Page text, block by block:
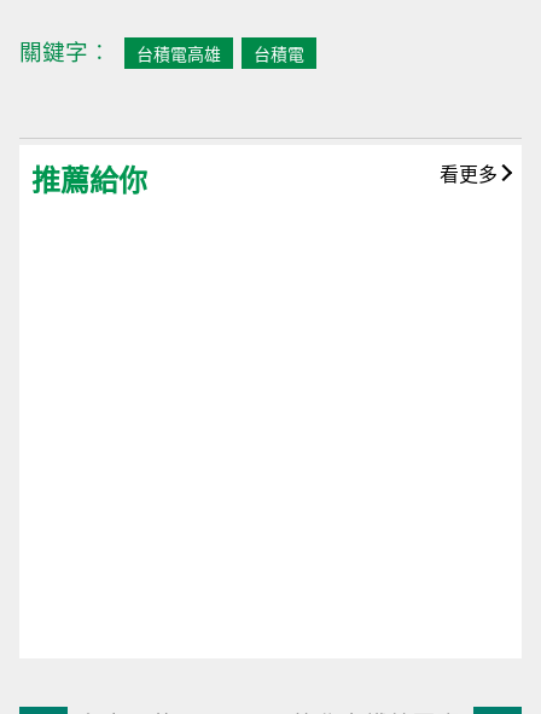
關鍵字︰ 台積電高雄 台積電
推薦給你 看更多